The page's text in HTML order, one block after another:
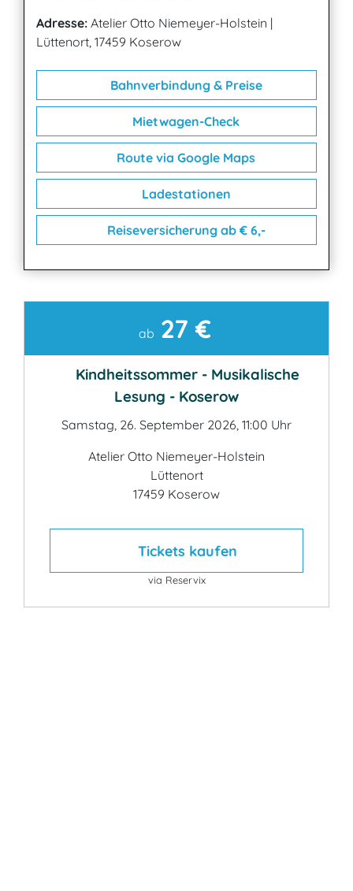
Adresse: Atelier Otto Niemeyer-Holstein |
Lüttenort, 17459 Koserow
Bahnverbindung & Preise
Mietwagen-Check
Route via Google Maps
Ladestationen
Reiseversicherung ab € 6,-
ab 27 €
Kindheitssommer - Musikalische
Lesung - Koserow
Samstag, 26. September 2026, 11:00 Uhr
Atelier Otto Niemeyer-Holstein
Lüttenort
17459 Koserow
Tickets kaufen
via Reservix